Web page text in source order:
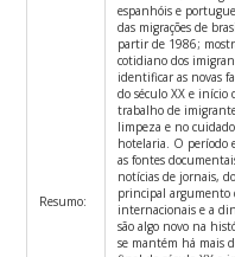
Resumo:
espanhóis e
das migrações de
partir de 1986;
cotidiano dos
identificar as novas
do século XX e início
trabalho de
limpeza e no
hotelaria. O período
as fontes
notícias de jornais,
principal argumento
internacionais e a
são algo novo na
se mantém há mais